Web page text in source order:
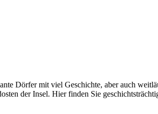
Dörfer mit viel Geschichte, aber auch
der Insel. Hier finden Sie